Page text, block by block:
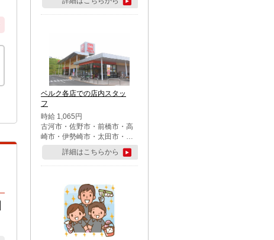
ベルク各店での店内スタッ
フ
時給 1,065円
古河市・佐野市・前橋市・高
崎市・伊勢崎市・太田市・館
林市・藤岡市・大泉町・さい
たま市北区・川越市・熊谷
市・行田市・秩父市・所沢
市・鶴ケ島市・千葉市中央
区・市川市・松戸市・習志野
市・柏市・流山市・八千代
市・足立区・江戸川区・八王
子市・町田市
詳細はこちらから